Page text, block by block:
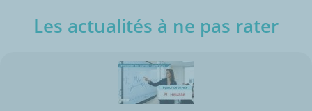
Les actualités à ne pas rater